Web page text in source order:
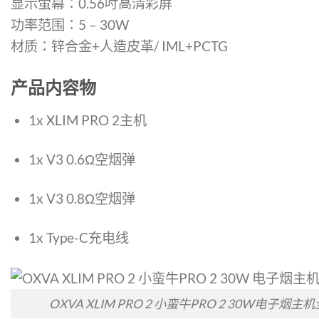
功率范围：5 – 30W
材质：锌合金+人造皮革/ IML+PCTG
产品内容物
1x XLIM PRO 2主机
1x V3 0.6Ω空烟弹
1x V3 0.8Ω空烟弹
1x Type-C充电线
OXVA XLIM PRO 2 小蛮牛PRO 2 30W电子烟主